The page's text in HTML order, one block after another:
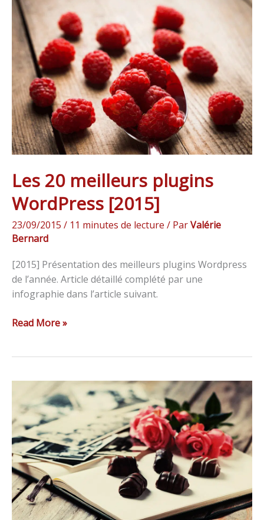
Les 20 meilleurs plugins
WordPress [2015]
23/09/2015 / 11 minutes de lecture / ParValérie
Bernard
[2015] Présentation des meilleurs plugins Wordpress
de l’année. Article détaillé complété par une
infographie dans l’article suivant.
20
meilleurs
plugins
WordPress
[2015]
Read More »
Montage
collage
de
photos
:
le
test
de
Fotojet